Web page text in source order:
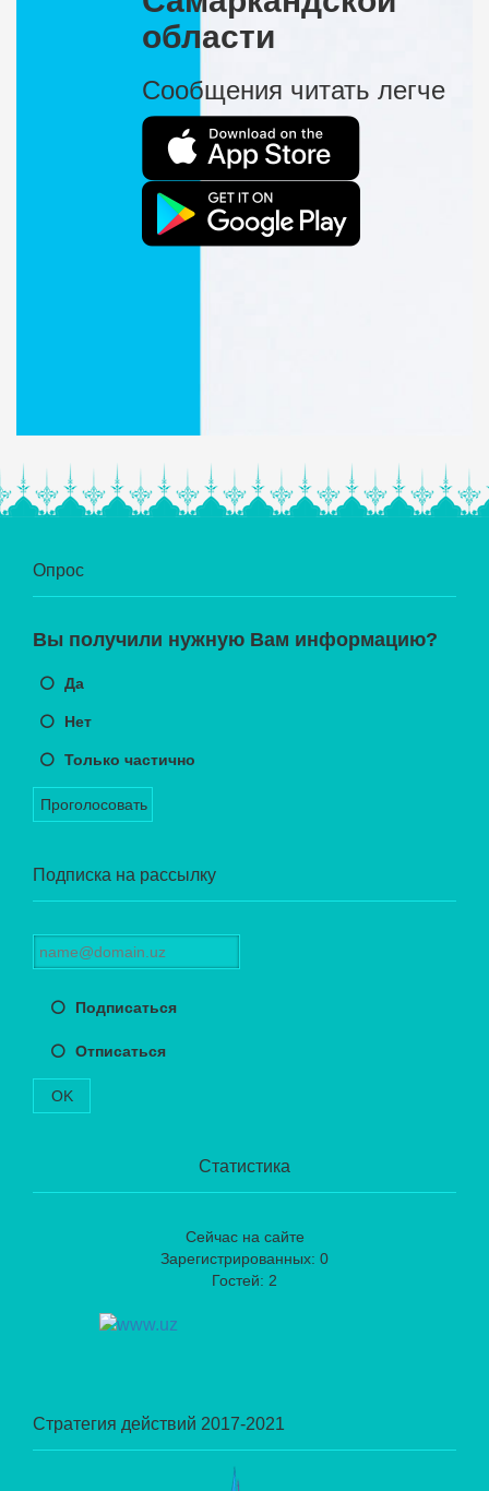
области
Сообщения читать легче
Опрос
Вы получили нужную Вам информацию?
Да
Нет
Только частично
Проголосовать
Подписка на рассылку
Подписаться
Отписаться
OK
Статистика
Сейчас на сайте
Зарегистрированных: 0
Гостей: 2
Стратегия действий 2017-2021